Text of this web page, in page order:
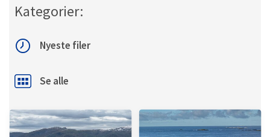
Kategorier:
Nyeste filer
Se alle